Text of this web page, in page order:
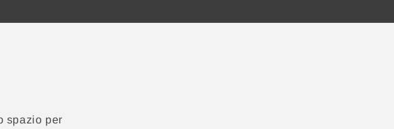
spazio per